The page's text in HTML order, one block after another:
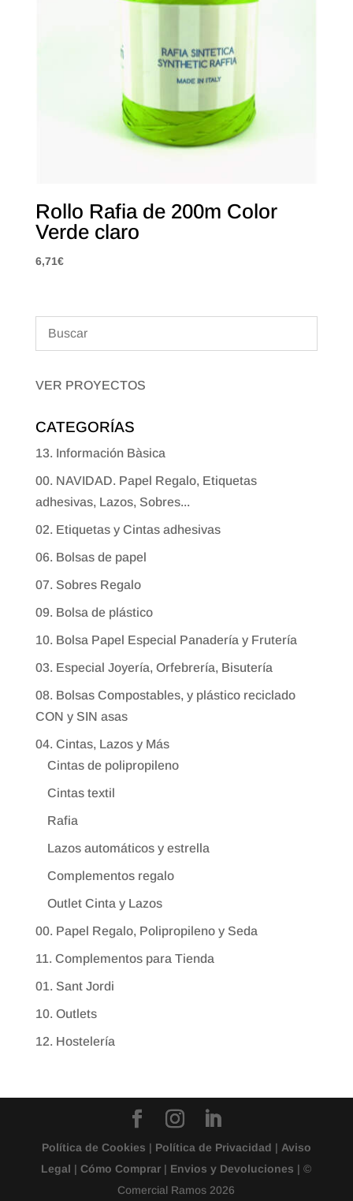
Rollo Rafia de 200m Color
Verde claro
6,71€
VER PROYECTOS
CATEGORÍAS
13. Información Bàsica
00. NAVIDAD. Papel Regalo, Etiquetas
adhesivas, Lazos, Sobres...
02. Etiquetas y Cintas adhesivas
06. Bolsas de papel
07. Sobres Regalo
09. Bolsa de plástico
10. Bolsa Papel Especial Panadería y Frutería
03. Especial Joyería, Orfebrería, Bisutería
08. Bolsas Compostables, y plástico reciclado
CON y SIN asas
04. Cintas, Lazos y Más
Cintas de polipropileno
Cintas textil
Rafia
Lazos automáticos y estrella
Complementos regalo
Outlet Cinta y Lazos
00. Papel Regalo, Polipropileno y Seda
11. Complementos para Tienda
01. Sant Jordi
10. Outlets
12. Hostelería
Política de Cookies | Política de Privacidad | Aviso
Legal |Cómo Comprar | Envios y Devoluciones | ©
Comercial Ramos 2026